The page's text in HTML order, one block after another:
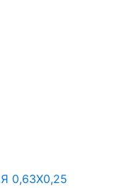
0,63X0,25